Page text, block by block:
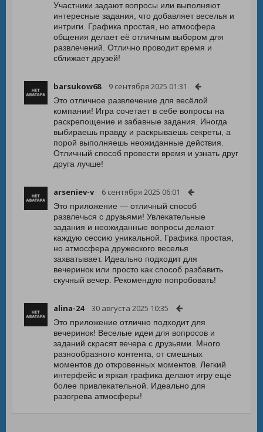
Участники задают вопросы или выполняют
интересные задания, что добавляет веселья и
интриги. Графика простая, но атмосфера
общения делает её отличным выбором для
развлечений. Отлично проводит время и
сближает друзей!
barsukow68 9 сентября 2025 01:31
Это отличное развлечение для весёлой
компании! Игра сочетает в себе вопросы на
раскрепощение и забавные задания. Иногда
выбираешь правду и раскрываешь секреты, а
порой выполняешь неожиданные действия.
Отличный способ провести время и узнать друг
друга лучше!
arseniev-v 6 сентября 2025 06:01
Это приложение — отличный способ
развлечься с друзьями! Увлекательные
задания и неожиданные вопросы делают
каждую сессию уникальной. Графика простая,
но атмосфера дружеского веселья
захватывает. Идеально подходит для
вечеринок или просто как способ разбавить
скучный вечер. Рекомендую попробовать!
alina-24 30 августа 2025 10:35
Это приложение отлично подходит для
вечеринок! Веселые идеи для вопросов и
заданий скрасят вечера с друзьями. Много
разнообразного контента, от смешных
моментов до откровенных моментов. Легкий
интерфейс и яркая графика делают игру ещё
более привлекательной. Идеально для
разогрева атмосферы!